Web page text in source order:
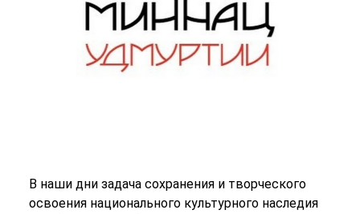
В наши дни задача сохранения и творческого
освоения национального культурного наследия